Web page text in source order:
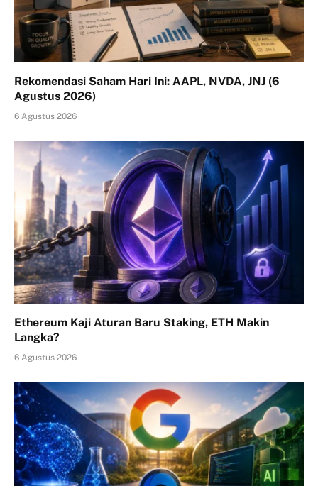
Rekomendasi Saham Hari Ini: AAPL, NVDA, JNJ (6
Agustus 2026)
6 Agustus 2026
Ethereum Kaji Aturan Baru Staking, ETH Makin
Langka?
6 Agustus 2026